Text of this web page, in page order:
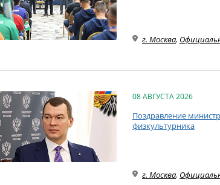
г. Москва,
08 АВГУСТА 2026
Поздравление
физкультурника
г. Москва,